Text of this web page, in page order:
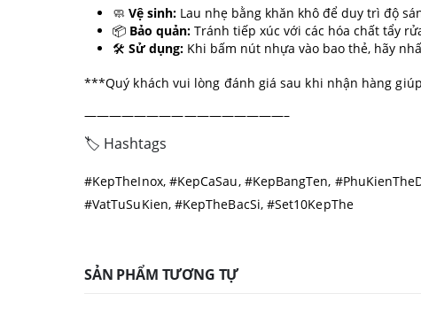
🧼 Vệ sinh: Lau nhẹ bằng khăn khô để duy trì độ
📦 Bảo quản: Tránh tiếp xúc với các hóa chất tẩy
🛠️ Sử dụng: Khi bấm nút nhựa vào bao thẻ, hãy
***Quý khách vui lòng đánh giá sau khi nhận hàng
————————————————–
🏷️ Hashtags
#KepTheInox, #KepCaSau, #KepBangTen,
#VatTuSuKien, #KepTheBacSi, #Set10KepThe
SẢN PHẨM TƯƠNG TỰ